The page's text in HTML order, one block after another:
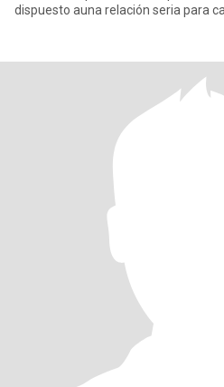
dispuesto auna relación seria para